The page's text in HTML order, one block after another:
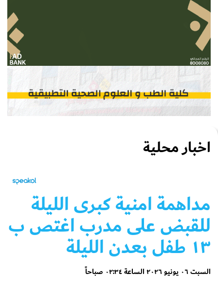
اخبار محلية
مداهمة امنية كبرى الليلة
للقبض على مدرب اغتص ب
١٣ طفل بعدن الليلة
السبت ٠٦ يونيو ٢٠٢٦ الساعة ٠٢:٣٤ صباحاً